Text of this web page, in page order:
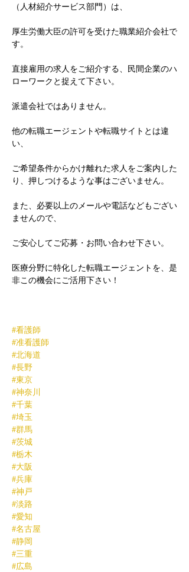
（人材紹介サービス部門）は、
厚生労働大臣の許可を受けた職業紹介会社で
す。
直接雇用の求人をご紹介する、民間企業のハ
ローワークと捉えて下さい。
派遣会社ではありません。
他の転職エージェントや転職サイトとは違
い、
ご希望条件からかけ離れた求人をご案内した
り、押しつけるような事はございません。
また、必要以上のメールや電話などもござい
ませんので、
ご安心してご応募・お問い合わせ下さい。
医療分野に特化した転職エージェントを、是
非この機会にご活用下さい！
#看護師
#准看護師
#北海道
#長野
#東京
#神奈川
#千葉
#埼玉
#群馬
#茨城
#栃木
#大阪
#兵庫
#神戸
#淡路
#愛知
#名古屋
#静岡
#三重
#広島